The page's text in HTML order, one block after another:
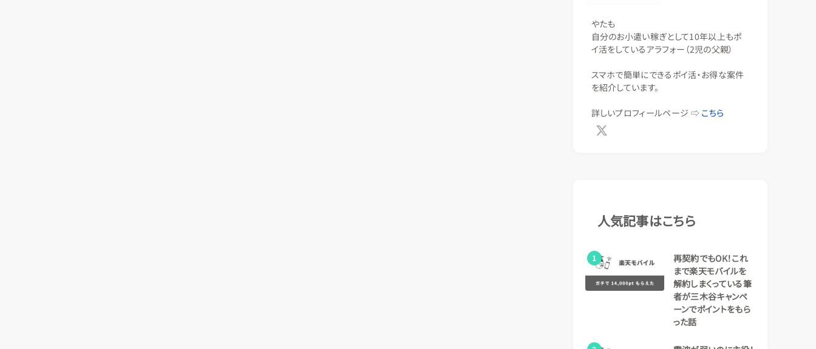
やたも
自分のお小遣い稼ぎとして10年以上もポ
イ活をしているアラフォー（2児の父親）
スマホで簡単にできるポイ活・お得な案件
を紹介しています。
詳しいプロフィールページ ⇨ こちら
人気記事はこちら
1
再契約でもOK！これ
まで楽天モバイルを
解約しまくっている筆
者が三木谷キャンペ
ーンでポイントをもら
った話